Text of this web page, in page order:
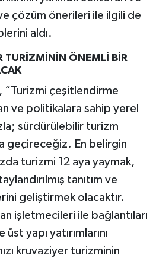
ve çözüm önerileri ile ilgili de
aldı.
TURİZMİNİN ÖNEMLİ BİR
“Turizmi çeşitlendirme
ve politikalara sahip yerel
sürdürülebilir turizm
geçireceğiz. En belirgin
turizmi 12 aya yaymak,
tanıtım ve
geliştirmek olacaktır.
işletmecileri ile bağlantıları
yapı yatırımlarını
kruvaziyer turizminin